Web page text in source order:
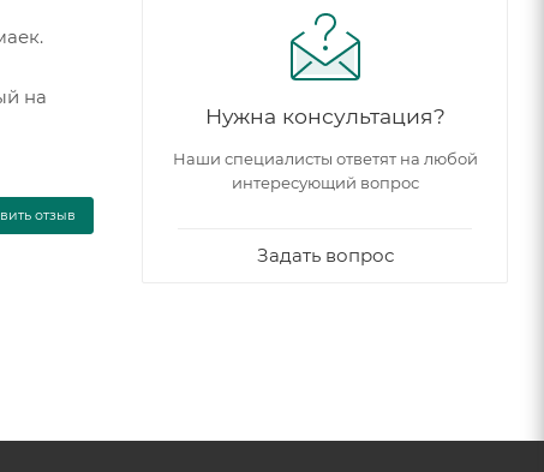
на
отзыв
Нужна консультация?
Наши специалисты ответят на любой
интересующий вопрос
Задать вопрос